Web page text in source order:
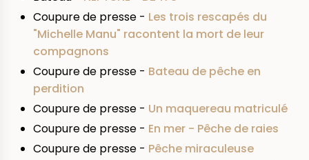
Coupure de presse - Les trois rescapés du
"Michelle Manu" racontent la mort de leur
compagnons
Coupure de presse - Bateau de pêche en
perdition
Coupure de presse - Un maquereau matriculé
Coupure de presse - En mer - Pêche de raies
Coupure de presse - Pêche miraculeuse